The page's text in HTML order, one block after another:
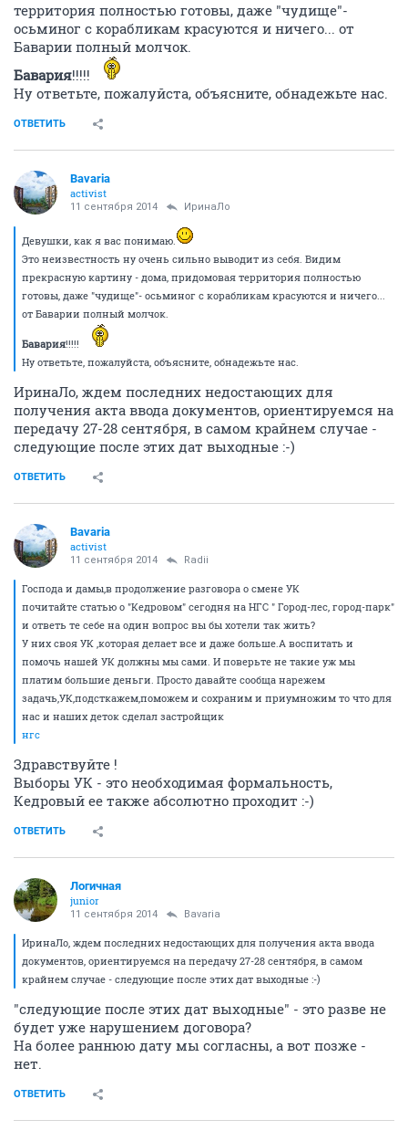
территория полностью готовы, даже "чудище"-
осьминог с корабликам красуются и ничего... от
Баварии полный молчок.
Бавария!!!!!
Ну ответьте, пожалуйста, объясните, обнадежьте нас.
ОТВЕТИТЬ
Bavaria
activist
11 сентября 2014 ИринаЛо
Девушки, как я вас понимаю.
Это неизвестность ну очень сильно выводит из себя. Видим
прекрасную картину - дома, придомовая территория полностью
готовы, даже "чудище"- осьминог с корабликам красуются и ничего...
от Баварии полный молчок.
Бавария!!!!!
Ну ответьте, пожалуйста, объясните, обнадежьте нас.
ИринаЛо, ждем последних недостающих для
получения акта ввода документов, ориентируемся на
передачу 27-28 сентября, в самом крайнем случае -
следующие после этих дат выходные :-)
ОТВЕТИТЬ
Bavaria
activist
11 сентября 2014 Radii
Господа и дамы,в продолжение разговора о смене УК
почитайте статью о "Кедровом" сегодня на НГС " Город-лес, город-парк"
и ответь те себе на один вопрос вы бы хотели так жить?
У них своя УК ,которая делает все и даже больше.А воспитать и
помочь нашей УК должны мы сами. И поверьте не такие уж мы
платим большие деньги. Просто давайте сообща нарежем
задачь,УК,подсткажем,поможем и сохраним и приумножим то что для
нас и наших деток сделал застройщик
нгс
Здравствуйте !
Выборы УК - это необходимая формальность,
Кедровый ее также абсолютно проходит :-)
ОТВЕТИТЬ
Логичная
junior
11 сентября 2014 Bavaria
ИринаЛо, ждем последних недостающих для получения акта ввода
документов, ориентируемся на передачу 27-28 сентября, в самом
крайнем случае - следующие после этих дат выходные :-)
"следующие после этих дат выходные" - это разве не
будет уже нарушением договора?
На более раннюю дату мы согласны, а вот позже -
нет.
ОТВЕТИТЬ